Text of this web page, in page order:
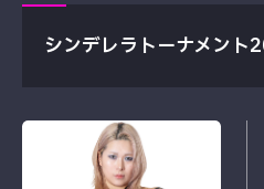
シンデレラトーナメント